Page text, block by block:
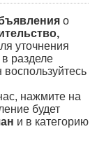
о
уточнения
разделе
нажмите на
будет
и в категорию